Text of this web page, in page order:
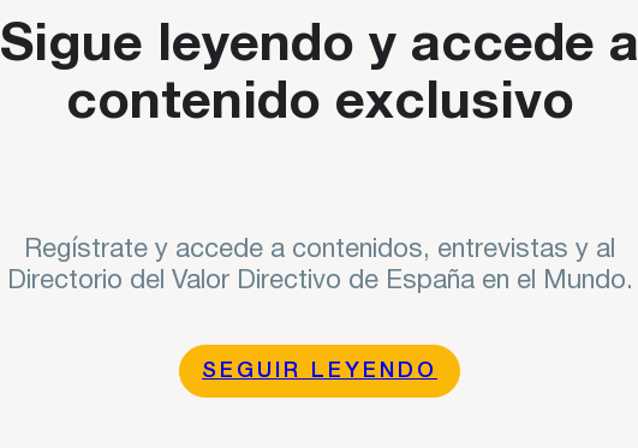
Sigue leyendo y accede a
contenido exclusivo
Regístrate y accede a contenidos, entrevistas y al
Directorio del Valor Directivo de España en el Mundo.
SEGUIR LEYENDO